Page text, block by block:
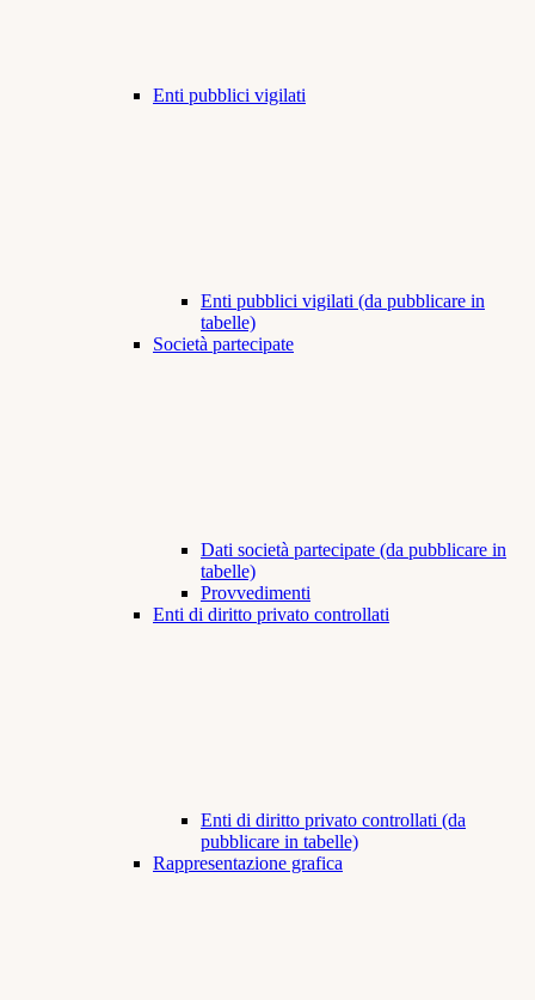
Enti pubblici vigilati
Enti pubblici vigilati (da pubblicare in
tabelle)
Società partecipate
Dati società partecipate (da pubblicare in
tabelle)
Provvedimenti
Enti di diritto privato controllati
Enti di diritto privato controllati (da
pubblicare in tabelle)
Rappresentazione grafica